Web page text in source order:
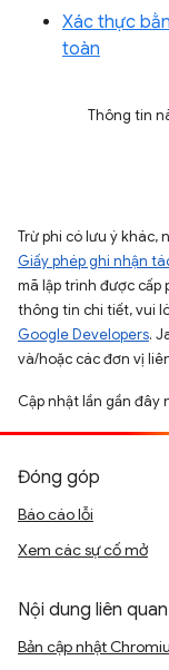
Xác thực
toàn
Thông tin
Trừ phi có lưu ý khác,
Giấy phép ghi nhận
mã lập trình được cấp
thông tin chi tiết, vui
Google Developers.
và/hoặc các đơn vị
Cập nhật lần gần đây
Đóng góp
Báo cáo lỗi
Xem các sự cố mở
Nội dung liên quan
Bản cập nhật